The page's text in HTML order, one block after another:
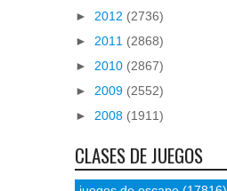
► 2012 (2736)
► 2011 (2868)
► 2010 (2867)
► 2009 (2552)
► 2008 (1911)
CLASES DE JUEGOS